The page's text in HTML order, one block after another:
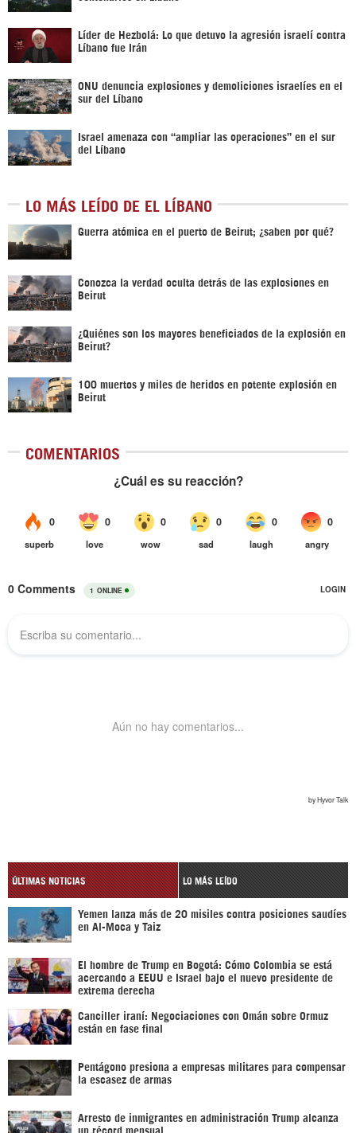
Líder de Hezbolá: Lo que detuvo la agresión israelí contra
Líbano fue Irán
ONU denuncia explosiones y demoliciones israelíes en el
sur del Líbano
Israel amenaza con “ampliar las operaciones” en el sur
del Líbano
LO MÁS LEÍDO DE EL LÍBANO
Guerra atómica en el puerto de Beirut; ¿saben por qué?
Conozca la verdad oculta detrás de las explosiones en
Beirut
¿Quiénes son los mayores beneficiados de la explosión en
Beirut?
100 muertos y miles de heridos en potente explosión en
Beirut
COMENTARIOS
ÚLTIMAS NOTICIAS LO MÁS LEÍDO
Yemen lanza más de 20 misiles contra posiciones saudíes
en Al-Moca y Taiz
El hombre de Trump en Bogotá: Cómo Colombia se está
acercando a EEUU e Israel bajo el nuevo presidente de
extrema derecha
Canciller iraní: Negociaciones con Omán sobre Ormuz
están en fase final
Pentágono presiona a empresas militares para compensar
la escasez de armas
Arresto de inmigrantes en administración Trump alcanza
un récord mensual